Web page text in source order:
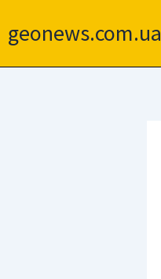
geonews.com.ua